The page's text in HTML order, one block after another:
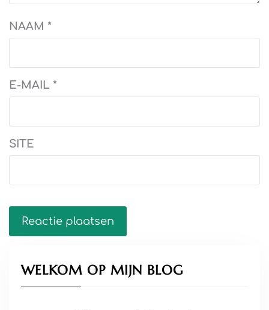
NAAM *
E-MAIL *
SITE
WELKOM OP MIJN BLOG